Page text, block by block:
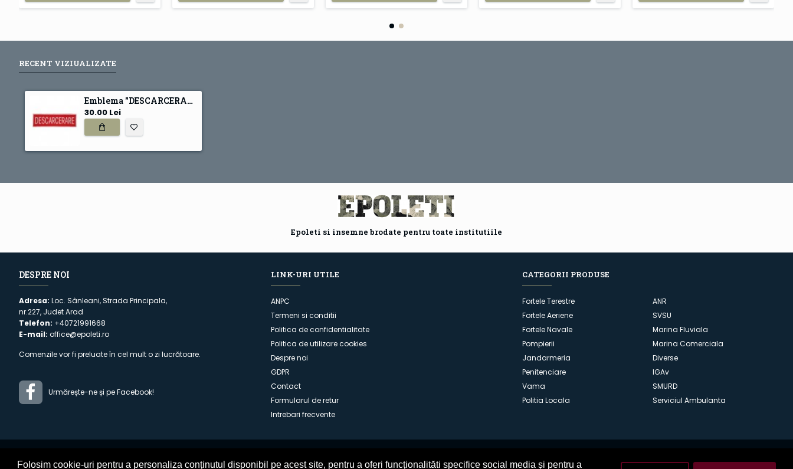
Folosim cookie-uri pentru a personaliza conținutul disponibil pe acest site, pentru a oferi funcționalităti specifice social media și pentru a
RECENT VIZIUALIZATE
Emblema "DESCARCERARE" Smurd
30.00 Lei
Epoleti si insemne brodate pentru toate institutiile
DESPRE NOI
Adresa: Loc. Sânleani, Strada Principala,
nr.227, Judet Arad
Telefon: +40721991668
E-mail: office@epoleti.ro
Comenzile vor fi preluate în cel mult o zi lucrătoare.
Urmărește-ne și pe Facebook!
LINK-URI UTILE
ANPC
Termeni si conditii
Politica de confidentialitate
Politica de utilizare cookies
Despre noi
GDPR
Contact
Formularul de retur
Intrebari frecvente
CATEGORII PRODUSE
Fortele Terestre
Fortele Aeriene
Fortele Navale
Pompierii
Jandarmeria
Penitenciare
Vama
Politia Locala
ANR
SVSU
Marina Fluviala
Marina Comerciala
Diverse
IGAv
SMURD
Serviciul Ambulanta